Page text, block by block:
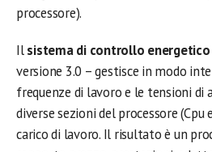
processore).
Ilsistema di controllo energetico
versione 3.0 – gestisce in modo
frequenze di lavoro e le tensioni di
diverse sezioni del processore (Cpu
carico di lavoro. Il risultato è un